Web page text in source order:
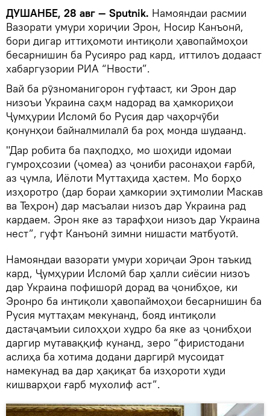
ДУШАНБЕ, 28 авг — Sputnik. Намояндаи расмии
Вазорати умури хориҷии Эрон, Носир Канъонӣ,
бори дигар иттиҳомоти интиқоли ҳавопаймоҳои
бесарнишин ба Русияро рад кард, иттилоъ додааст
хабаргузории РИА “Нвости”.
Вай ба рӯзноманигорон гуфтааст, ки Эрон дар
низоъи Украина саҳм надорад ва ҳамкориҳои
Ҷумҳурии Исломӣ бо Русия дар чаҳорчӯби
қонунҳои байналмилалӣ ба роҳ монда шудаанд.
"Дар робита ба паҳподҳо, мо шоҳиди идомаи
гумроҳсозии (ҷомеа) аз ҷониби расонаҳои ғарбӣ,
аз ҷумла, Иёлоти Муттаҳида ҳастем. Мо борҳо
изҳоротро (дар бораи ҳамкории эҳтимолии Маскав
ва Теҳрон) дар масъалаи низоъ дар Украина рад
кардаем. Эрон яке аз тарафҳои низоъ дар Украина
нест”, гуфт Канъонӣ зимни нишасти матбуотӣ.
Намояндаи вазорати умури хориҷаи Эрон таъкид
кард, Ҷумҳурии Исломӣ бар ҳалли сиёсии низоъ
дар Украина пофишорӣ дорад ва ҷонибҳое, ки
Эронро ба интиқоли ҳавопаймоҳои бесарнишин ба
Русия муттаҳам мекунанд, бояд интиқоли
дастаҷамъии силоҳҳои худро ба яке аз ҷонибҳои
даргир мутаваққиф кунанд, зеро “фиристодани
аслиҳа ба хотима додани даргирӣ мусоидат
намекунад ва дар ҳақиқат ба изҳороти худи
кишварҳои ғарб мухолиф аст”.